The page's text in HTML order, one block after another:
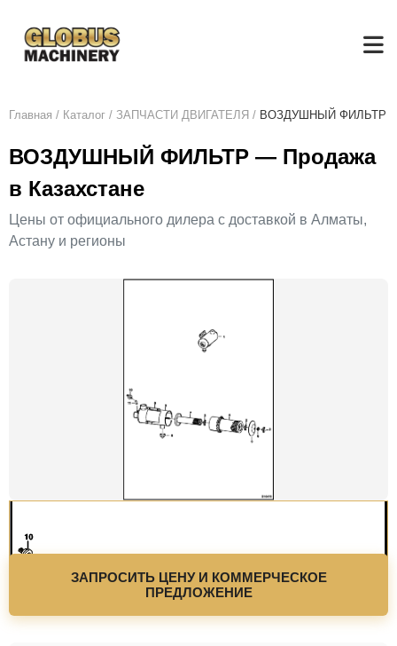
Главная / Каталог / ЗАПЧАСТИ ДВИГАТЕЛЯ / ВОЗДУШНЫЙ ФИЛЬТР
ВОЗДУШНЫЙ ФИЛЬТР — Продажа
в Казахстане
Цены от официального дилера с доставкой в Алматы,
Астану и регионы
ЗАПРОСИТЬ ЦЕНУ И КОММЕРЧЕСКОЕ
ПРЕДЛОЖЕНИЕ